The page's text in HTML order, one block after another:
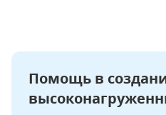
Помощь в